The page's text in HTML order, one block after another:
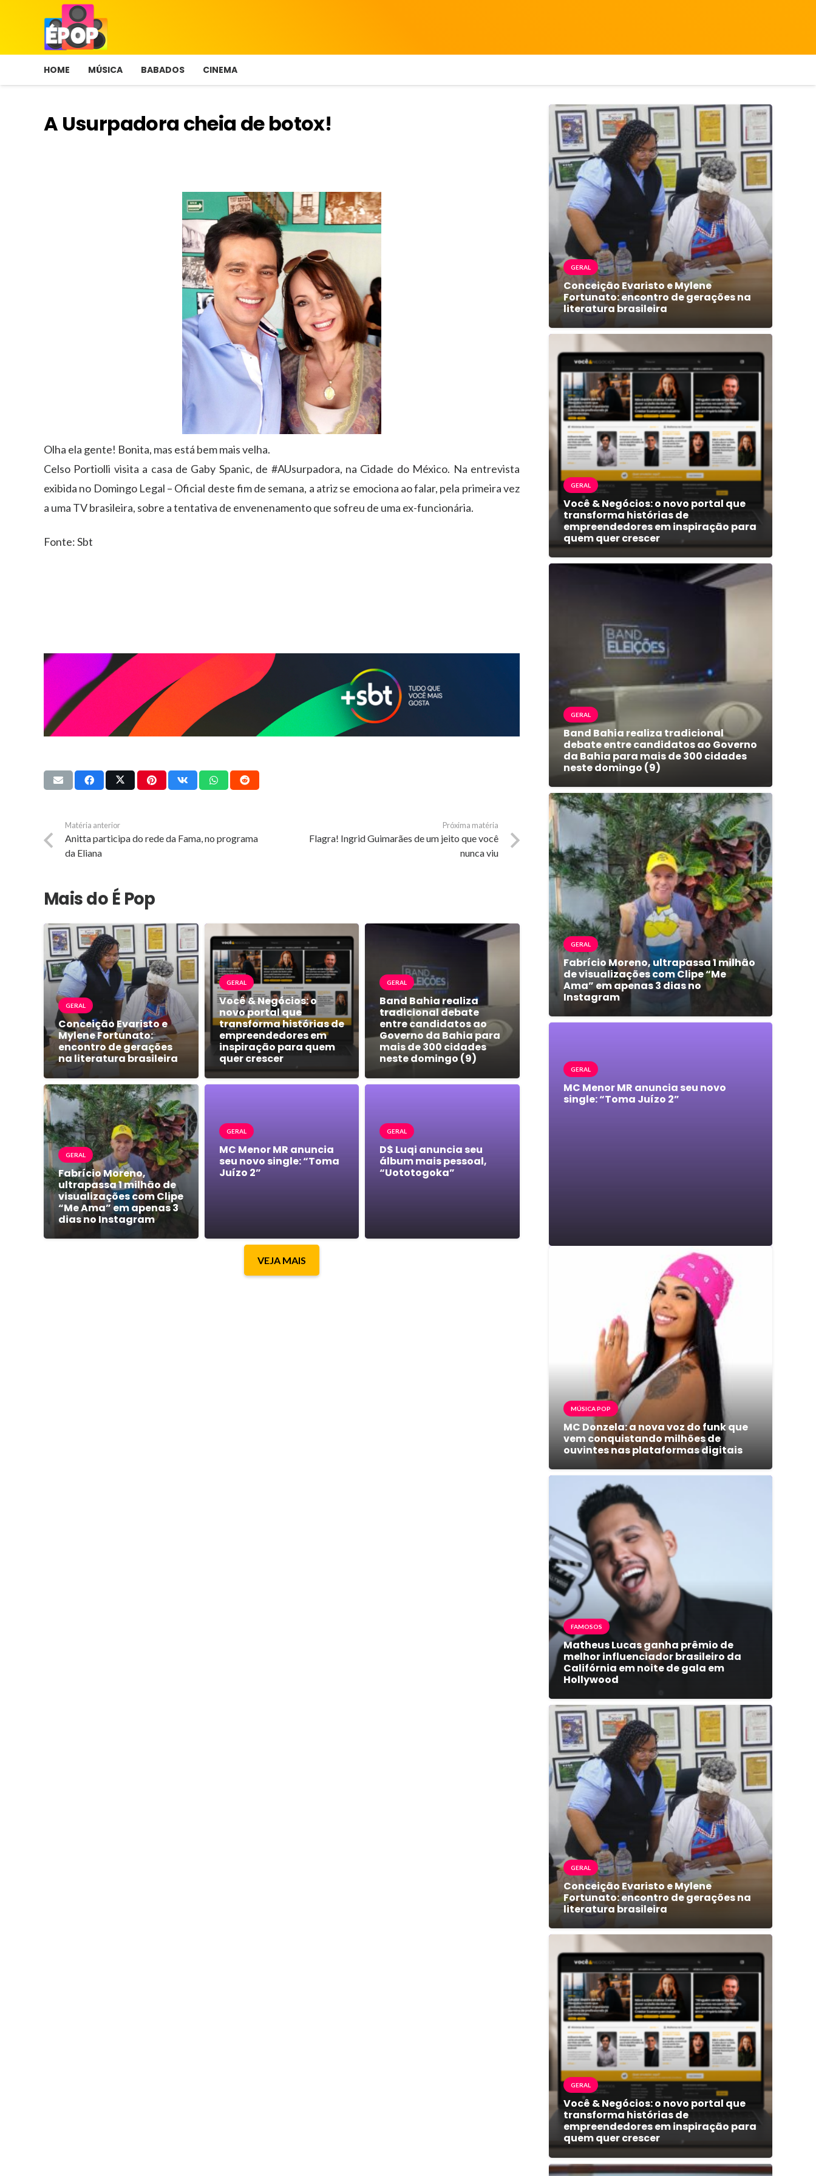
HOME MÚSICA BABADOS CINEMA
A Usurpadora cheia de botox!
Olha ela gente! Bonita, mas está bem mais velha.
Celso Portiolli visita a casa de Gaby Spanic, de #AUsurpadora, na Cidade do México. Na entrevista
exibida no Domingo Legal – Oficial deste fim de semana, a atriz se emociona ao falar, pela primeira vez
a uma TV brasileira, sobre a tentativa de envenenamento que sofreu de uma ex-funcionária.
Fonte: Sbt
Matéria anterior
Anitta participa do rede da Fama, no programa
da Eliana
Próxima matéria
Flagra! Ingrid Guimarães de um jeito que você
nunca viu
Mais do É Pop
GERAL
Conceição Evaristo e
Mylene Fortunato:
encontro de gerações
na literatura brasileira
GERAL
Você & Negócios: o
novo portal que
transforma histórias de
empreendedores em
inspiração para quem
quer crescer
GERAL
Band Bahia realiza
tradicional debate
entre candidatos ao
Governo da Bahia para
mais de 300 cidades
neste domingo (9)
GERAL
Fabrício Moreno,
ultrapassa 1 milhão de
visualizações com Clipe
“Me Ama” em apenas 3
dias no Instagram
GERAL
MC Menor MR anuncia
seu novo single: “Toma
Juízo 2”
GERAL
D$ Luqi anuncia seu
álbum mais pessoal,
“Uototogoka”
VEJA MAIS
GERAL
Conceição Evaristo e Mylene
Fortunato: encontro de gerações na
literatura brasileira
GERAL
Você & Negócios: o novo portal que
transforma histórias de
empreendedores em inspiração para
quem quer crescer
GERAL
Band Bahia realiza tradicional
debate entre candidatos ao Governo
da Bahia para mais de 300 cidades
neste domingo (9)
GERAL
Fabrício Moreno, ultrapassa 1 milhão
de visualizações com Clipe “Me
Ama” em apenas 3 dias no
Instagram
GERAL
MC Menor MR anuncia seu novo
single: “Toma Juízo 2”
MÚSICA POP
MC Donzela: a nova voz do funk que
vem conquistando milhões de
ouvintes nas plataformas digitais
FAMOSOS
Matheus Lucas ganha prêmio de
melhor influenciador brasileiro da
Califórnia em noite de gala em
Hollywood
GERAL
Conceição Evaristo e Mylene
Fortunato: encontro de gerações na
literatura brasileira
GERAL
Você & Negócios: o novo portal que
transforma histórias de
empreendedores em inspiração para
quem quer crescer